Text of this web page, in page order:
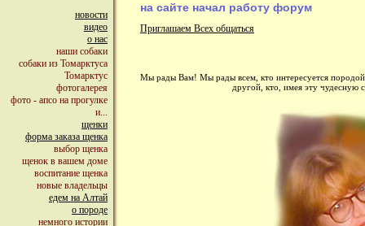
новости
видео
о нас
наши собаки
собаки из Томарктуса
Томарктус
фотогалерея
фото - апсо на прогулке
и...
щенки
форма заказа щенка
выбор щенка
щенок в вашем доме
воспитание щенка
новые владельцы
едем на Алтай
о породе
немного истории
на сайте начал работу форум
Приглашаем Всех общаться
Мы рады Вам! Мы рады всем, кто интересуется породой
другой, кто, имея эту чудесную